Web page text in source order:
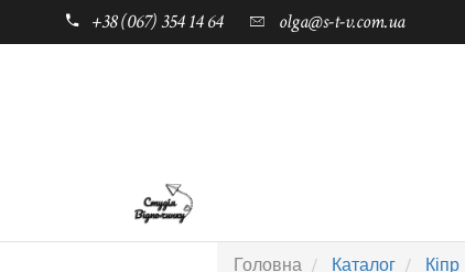
+38 (067) 354 14 64 olga@s-t-v.com.ua
Головна Каталог Кіпр